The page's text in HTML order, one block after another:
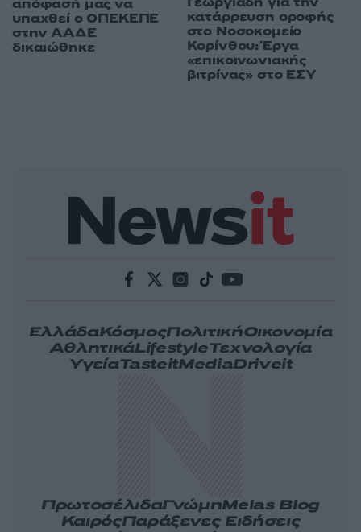
απόφασή μας να
υπαχθεί ο ΟΠΕΚΕΠΕ
στην ΑΑΔΕ
δικαιώθηκε
κατάρρευση οροφής
στο Νοσοκομείο
Κορίνθου: Έργα
«επικοινωνιακής
βιτρίνας» στο ΕΣΥ
ΕλλάδαΚόσμοςΠολιτικήΟικονομία
ΑθλητικάLifestyleΤεχνολογία
ΥγείαTasteitMediaDriveit
ΠρωτοσέλιδαΓνώμηMelas Blog
ΚαιρόςΠαράξενες Ειδήσεις